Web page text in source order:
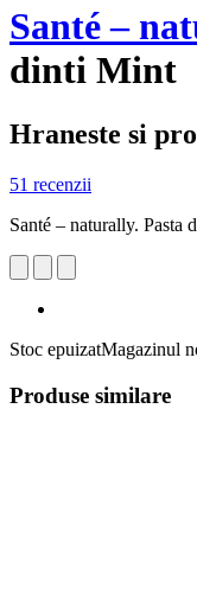
Santé –
dinti Mint
Hraneste si
51 recenzii
Santé – naturally. Pasta
Stoc epuizatMagazinul
Produse similare